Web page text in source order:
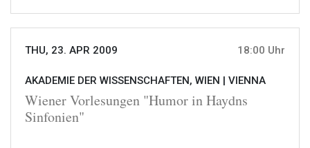
THU, 23. APR 2009 18:00 Uhr
AKADEMIE DER WISSENSCHAFTEN, WIEN | VIENNA
Wiener Vorlesungen "Humor in Haydns
Sinfonien"